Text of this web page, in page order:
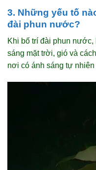
3. Những yếu tố
đài phun nước?
Khi bố trí đài phun
sáng mặt trời, gió và
nơi có ánh sáng tự